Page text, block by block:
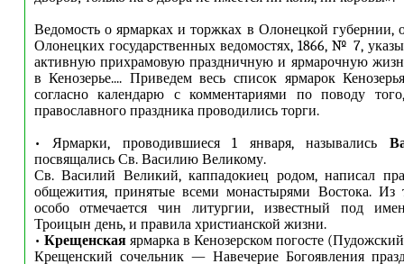
Ведомость о ярмарках и торжках в Олонецкой губернии,
Олонецких государственных ведомостях, 1866, № 7,
активную прихрамовую праздничную и ярмарочную
в Кенозерье.... Приведем весь список ярмарок
согласно календарю с комментариями по поводу
православного праздника проводились торги.
• Ярмарки, проводившиеся 1 января, назывались
посвящались Св. Василию Великому.
Св. Василий Великий, каппадокиец родом, написал
общежития, принятые всеми монастырями Востока. Из
особо отмечается чин литургии, известный под
Троицын день, и правила христианской жизни.
• Крещенскаяярмарка в Кенозерском погосте
Крещенский сочельник — Навечерие Богоявления